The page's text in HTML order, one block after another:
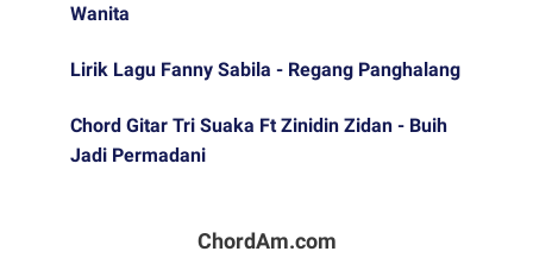
Wanita
Lirik Lagu Fanny Sabila - Regang Panghalang
Chord Gitar Tri Suaka Ft Zinidin Zidan - Buih
Jadi Permadani
ChordAm.com